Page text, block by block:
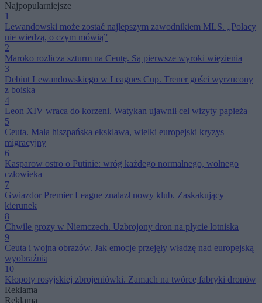
Najpopularniejsze
1
Lewandowski może zostać najlepszym zawodnikiem MLS. „Polacy
nie wiedzą, o czym mówią”
2
Maroko rozlicza szturm na Ceutę. Są pierwsze wyroki więzienia
3
Debiut Lewandowskiego w Leagues Cup. Trener gości wyrzucony
z boiska
4
Leon XIV wraca do korzeni. Watykan ujawnił cel wizyty papieża
5
Ceuta. Mała hiszpańska eksklawa, wielki europejski kryzys
migracyjny
6
Kasparow ostro o Putinie: wróg każdego normalnego, wolnego
człowieka
7
Gwiazdor Premier League znalazł nowy klub. Zaskakujący
kierunek
8
Chwile grozy w Niemczech. Uzbrojony dron na płycie lotniska
9
Ceuta i wojna obrazów. Jak emocje przejęły władzę nad europejską
wyobraźnią
10
Kłopoty rosyjskiej zbrojeniówki. Zamach na twórcę fabryki dronów
Reklama
Reklama